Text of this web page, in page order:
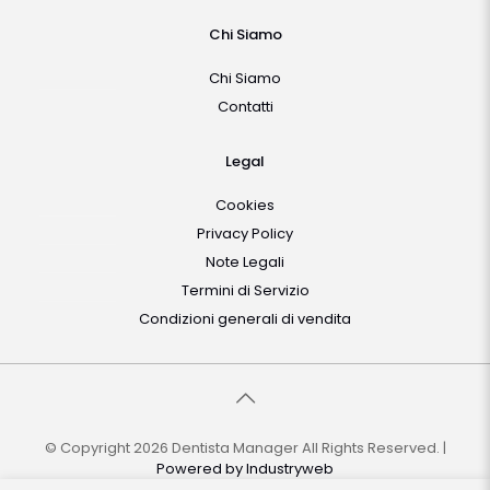
Chi Siamo
Chi Siamo
Contatti
Legal
Cookies
Privacy Policy
Note Legali
Termini di Servizio
Condizioni generali di vendita
© Copyright 2026 Dentista Manager All Rights Reserved. |
Powered byIndustryweb